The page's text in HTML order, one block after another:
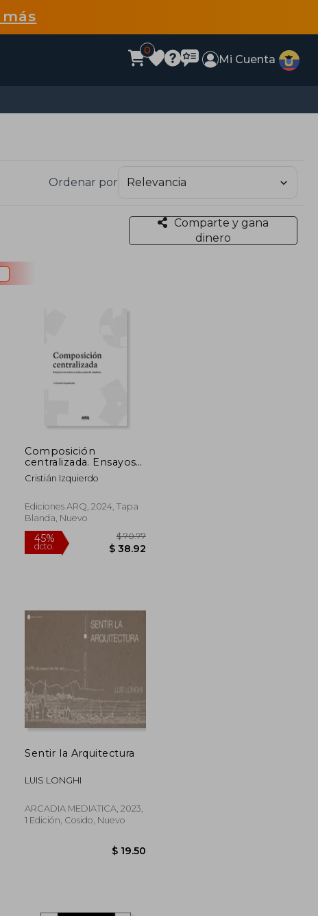
0
Mi Cuenta
Ordenar por
Comparte y gana
dinero
$ 111.45
Composición
centralizada. Ensayos
en torno a ocho casas
de madera.
Cristián Izquierdo
Ediciones ARQ, 2024, Tapa
Blanda, Nuevo
Sentir la Arquitectura
LUIS LONGHI
ARCADIA MEDIATICA, 2023,
1 Edición, Cosido, Nuevo